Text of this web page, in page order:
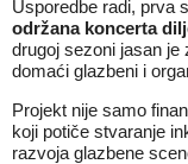
Usporedbe radi, prva
održana koncerta
drugoj sezoni jasan je
domaći glazbeni i
Projekt nije samo
koji potiče stvaranje
razvoja glazbene